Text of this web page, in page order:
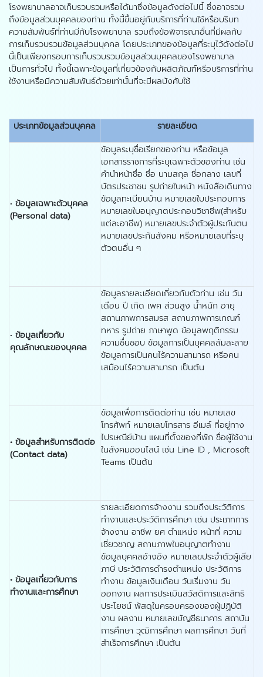
โรงพยาบาลอาจเก็บรวบรวมหรือได้มาซึ่งข้อมูลดังต่อไปนี้ ซึ่งอาจรวม
ถึงข้อมูลส่วนบุคคลของท่าน ทั้งนี้ขึ้นอยู่กับบริการที่ท่านใช้หรือบริบท
ความสัมพันธ์ที่ท่านมีกับโรงพยาบาล รวมถึงข้อพิจารณาอื่นที่มีผลกับ
การเก็บรวบรวมข้อมูลส่วนบุคคล โดยประเภทของข้อมูลที่ระบุไว้ดังต่อไป
นี้เป็นเพียงกรอบการเก็บรวบรวมข้อมูลส่วนบุคคลของโรงพยาบาล
เป็นการทั่วไป ทั้งนี้เฉพาะข้อมูลที่เกี่ยวข้องกับผลิตภัณฑ์หรือบริการที่ท่าน
ใช้งานหรือมีความสัมพันธ์ด้วยเท่านั้นที่จะมีผลบังคับใช้
ประเภทข้อมูลส่วนบุคคล รายละเอียด
• ข้อมูลเฉพาะตัวบุคคล
(Personal data)
ข้อมูลระบุชื่อเรียกของท่าน หรือข้อมูล
เอกสารราชการที่ระบุเฉพาะตัวของท่าน เช่น
คำนำหน้าชื่อ ชื่อ นามสกุล ชื่อกลาง เลขที่
บัตรประชาชน รูปถ่ายใบหน้า หนังสือเดินทาง
ข้อมูลทะเบียนบ้าน หมายเลขใบประกอบการ
หมายเลขใบอนุญาตประกอบวิชาชีพ(สำหรับ
แต่ละอาชีพ) หมายเลขประจำตัวผู้ประกันตน
หมายเลขประกันสังคม หรือหมายเลขที่ระบุ
ตัวตนอื่น ๆ
• ข้อมูลเกี่ยวกับ
คุณลักษณะของบุคคล
ข้อมูลรายละเอียดเกี่ยวกับตัวท่าน เช่น วัน
เดือน ปี เกิด เพศ ส่วนสูง น้ำหนัก อายุ
สถานภาพการสมรส สถานภาพการเกณฑ์
ทหาร รูปถ่าย ภาษาพูด ข้อมูลพฤติกรรม
ความชื่นชอบ ข้อมูลการเป็นบุคคลล้มละลาย
ข้อมูลการเป็นคนไร้ความสามารถ หรือคน
เสมือนไร้ความสามารถ เป็นต้น
• ข้อมูลสำหรับการติดต่อ
(Contact data)
ข้อมูลเพื่อการติดต่อท่าน เช่น หมายเลข
โทรศัพท์ หมายเลขโทรสาร อีเมล์ ที่อยู่ทาง
ไปรษณีย์บ้าน แผนที่ตั้งของที่พัก ชื่อผู้ใช้งาน
ในสังคมออนไลน์ เช่น Line ID , Microsoft
Teams เป็นต้น
• ข้อมูลเกี่ยวกับการ
ทำงานและการศึกษา
รายละเอียดการจ้างงาน รวมถึงประวัติการ
ทำงานและประวัติการศึกษา เช่น ประเภทการ
จ้างงาน อาชีพ ยศ ตำแหน่ง หน้าที่ ความ
เชี่ยวชาญ สถานภาพใบอนุญาตทำงาน
ข้อมูลบุคคลอ้างอิง หมายเลขประจำตัวผู้เสีย
ภาษี ประวัติการดำรงตำแหน่ง ประวัติการ
ทำงาน ข้อมูลเงินเดือน วันเริ่มงาน วัน
ออกงาน ผลการประเมินสวัสดิการและสิทธิ
ประโยชน์ พัสดุในครอบครองของผู้ปฏิบัติ
งาน ผลงาน หมายเลขบัญชีธนาคาร สถาบัน
การศึกษา วุฒิการศึกษา ผลการศึกษา วันที่
สำเร็จการศึกษา เป็นต้น